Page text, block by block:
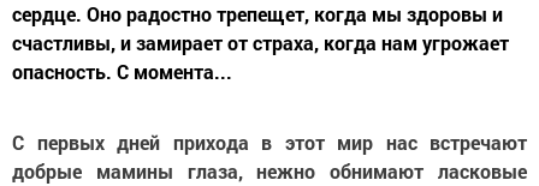
сердце. Оно радостно трепещет, когда мы здоровы и
счастливы, и замирает от страха, когда нам угрожает
опасность. С момента...
С первых дней прихода в этот мир нас встречают
добрые мамины глаза, нежно обнимают ласковые